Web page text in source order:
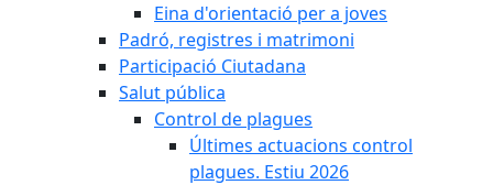
Eina d'orientació per a joves
Padró, registres i matrimoni
Participació Ciutadana
Salut pública
Control de plagues
Últimes actuacions control
plagues. Estiu 2026